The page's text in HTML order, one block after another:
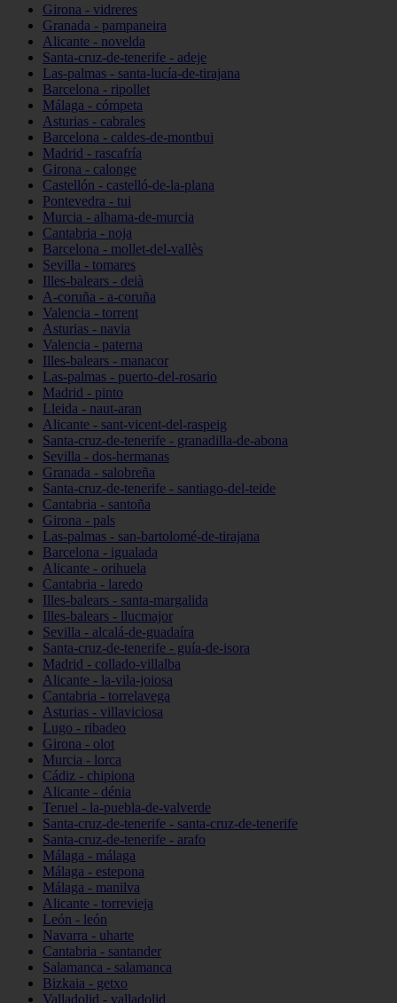
Girona - vidreres
Granada - pampaneira
Alicante - novelda
Santa-cruz-de-tenerife - adeje
Las-palmas - santa-lucía-de-tirajana
Barcelona - ripollet
Málaga - cómpeta
Asturias - cabrales
Barcelona - caldes-de-montbui
Madrid - rascafría
Girona - calonge
Castellón - castelló-de-la-plana
Pontevedra - tui
Murcia - alhama-de-murcia
Cantabria - noja
Barcelona - mollet-del-vallès
Sevilla - tomares
Illes-balears - deià
A-coruña - a-coruña
Valencia - torrent
Asturias - navia
Valencia - paterna
Illes-balears - manacor
Las-palmas - puerto-del-rosario
Madrid - pinto
Lleida - naut-aran
Alicante - sant-vicent-del-raspeig
Santa-cruz-de-tenerife - granadilla-de-abona
Sevilla - dos-hermanas
Granada - salobreña
Santa-cruz-de-tenerife - santiago-del-teide
Cantabria - santoña
Girona - pals
Las-palmas - san-bartolomé-de-tirajana
Barcelona - igualada
Alicante - orihuela
Cantabria - laredo
Illes-balears - santa-margalida
Illes-balears - llucmajor
Sevilla - alcalá-de-guadaíra
Santa-cruz-de-tenerife - guía-de-isora
Madrid - collado-villalba
Alicante - la-vila-joiosa
Cantabria - torrelavega
Asturias - villaviciosa
Lugo - ribadeo
Girona - olot
Murcia - lorca
Cádiz - chipiona
Alicante - dénia
Teruel - la-puebla-de-valverde
Santa-cruz-de-tenerife - santa-cruz-de-tenerife
Santa-cruz-de-tenerife - arafo
Málaga - málaga
Málaga - estepona
Málaga - manilva
Alicante - torrevieja
León - león
Navarra - uharte
Cantabria - santander
Salamanca - salamanca
Bizkaia - getxo
Valladolid - valladolid